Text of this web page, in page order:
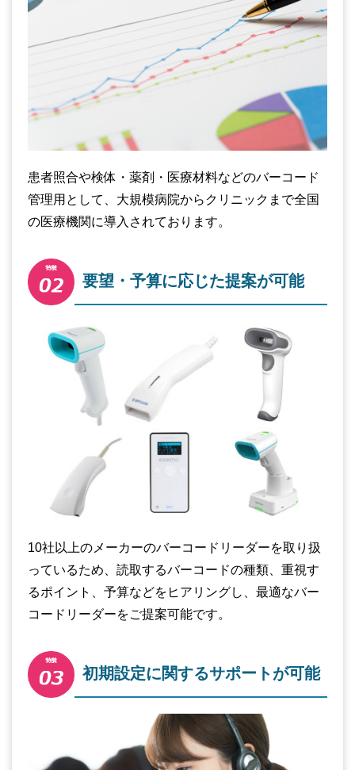
患者照合や検体・薬剤・医療材料などのバーコード
管理用として、大規模病院からクリニックまで全国
の医療機関に導入されております。
要望・予算に応じた提案が可能
10社以上のメーカーのバーコードリーダーを取り扱
っているため、読取するバーコードの種類、重視す
るポイント、予算などをヒアリングし、最適なバー
コードリーダーをご提案可能です。
初期設定に関するサポートが可能